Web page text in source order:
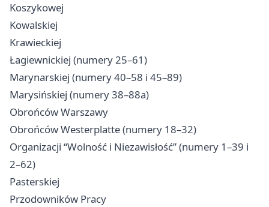
Koszykowej
Kowalskiej
Krawieckiej
Łagiewnickiej (numery 25–61)
Marynarskiej (numery 40–58 i 45–89)
Marysińskiej (numery 38–88a)
Obrońców Warszawy
Obrońców Westerplatte (numery 18–32)
Organizacji “Wolność i Niezawisłość” (numery 1–39 i
2–62)
Pasterskiej
Przodowników Pracy